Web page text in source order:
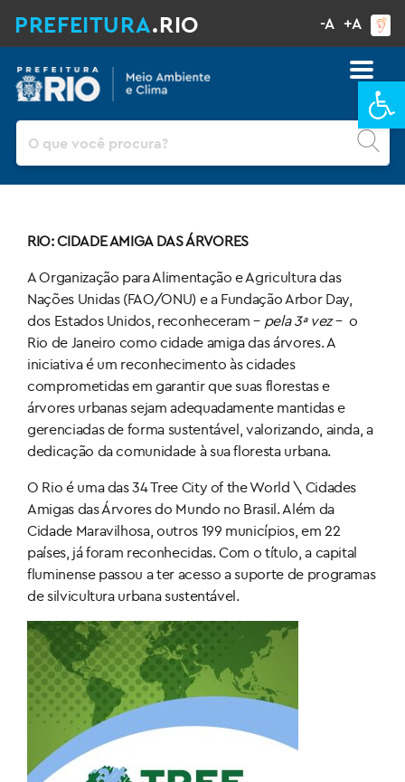
PREFEITURA.RIO -A +A
Pesquisar
RIO: CIDADE AMIGA DAS ÁRVORES
A Organização para Alimentação e Agricultura das
Nações Unidas (FAO/ONU) e a Fundação Arbor Day,
dos Estados Unidos, reconheceram – pela 3ª vez– o
Rio de Janeiro como cidade amiga das árvores. A
iniciativa é um reconhecimento às cidades
comprometidas em garantir que suas florestas e
árvores urbanas sejam adequadamente mantidas e
gerenciadas de forma sustentável, valorizando, ainda, a
dedicação da comunidade à sua floresta urbana.
O Rio é uma das 34 Tree City of the World \ Cidades
Amigas das Árvores do Mundo no Brasil. Além da
Cidade Maravilhosa, outros 199 municípios, em 22
países, já foram reconhecidas. Com o título, a capital
fluminense passou a ter acesso a suporte de programas
de silvicultura urbana sustentável.